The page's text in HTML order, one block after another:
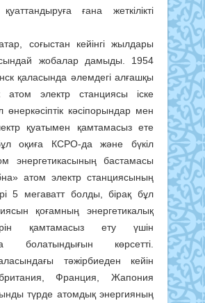
ғана жеткілікті
соғыстан кейінгі жылдары
жобалар дамыды. 1954
қаласында әлемдегі алғашқы
атом электр станциясы іске
кәсіпорындар мен
қуатымен қамтамасыз ете
оқиға КСРО-да және бүкіл
энергетикасының бастамасы
атом электр станциясының
5 мегаватт болды, бірақ бұл
қоғамның энергетикалық
қамтамасыз ету үшін
болатындығын көрсетті.
тәжірбиеден кейін
Франция, Жапония
түрде атомдық энергияның